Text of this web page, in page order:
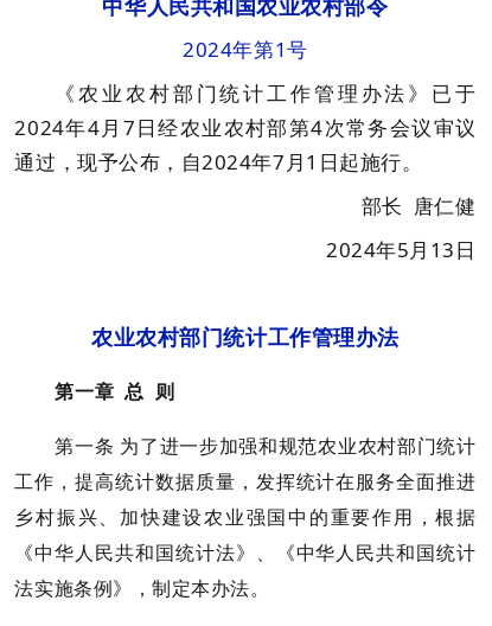
中华人民共和国农业农村部令
2024年第1号
《农业农村部门统计工作管理办法》已于
2024年4月7日经农业农村部第4次常务会议审议
通过，现予公布，自2024年7月1日起施行。
部长 唐仁健
2024年5月13日
农业农村部门统计工作管理办法
第一章 总 则
第一条 为了进一步加强和规范农业农村部门统计
工作，提高统计数据质量，发挥统计在服务全面推进
乡村振兴、加快建设农业强国中的重要作用，根据
《中华人民共和国统计法》、《中华人民共和国统计
法实施条例》，制定本办法。